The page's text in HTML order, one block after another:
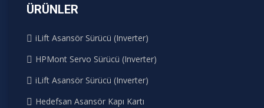
ÜRÜNLER
iLift Asansör Sürücü (Inverter)
HPMont Servo Sürücü (Inverter)
iLift Asansör Sürücü (Inverter)
Hedefsan Asansör Kapı Kartı